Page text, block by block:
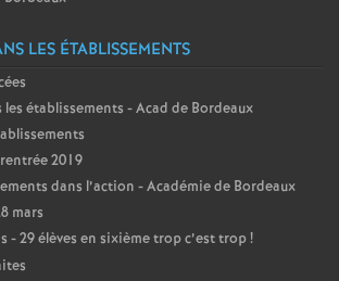
LES ÉTABLISSEMENTS
établissements - Acad de Bordeaux
2019
dans l’action - Académie de Bordeaux
mars
- 29 élèves en sixième trop c’est trop!